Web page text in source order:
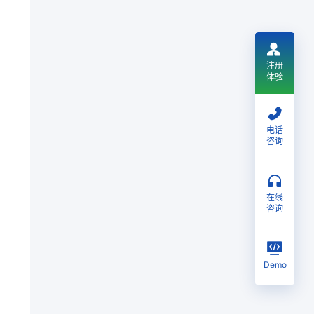
注册
体验
电话
咨询
在线
咨询
Demo